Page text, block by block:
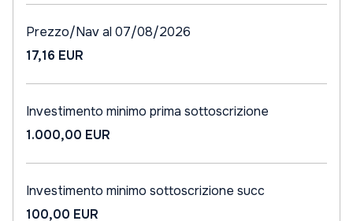
Prezzo/Nav al 07/08/2026
17,16 EUR
Investimento minimo prima sottoscrizione
1.000,00 EUR
Investimento minimo sottoscrizione succ
100,00 EUR